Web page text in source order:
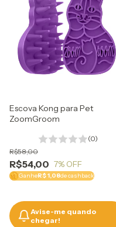
Escova Kong para Pet
ZoomGroom
(0)
R$54,00
R$58,00
7% OFF
GanheR$ 1,08de cashback
Avise-me quando
chegar!